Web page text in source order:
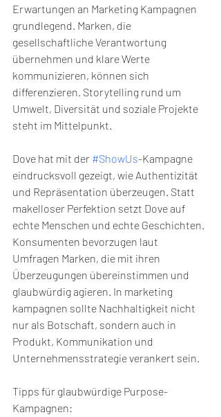
Erwartungen an Marketing Kampagnen
grundlegend. Marken, die
gesellschaftliche Verantwortung
übernehmen und klare Werte
kommunizieren, können sich
differenzieren. Storytelling rund um
Umwelt, Diversität und soziale Projekte
steht im Mittelpunkt.
Dove hat mit der #ShowUs-Kampagne
eindrucksvoll gezeigt, wie Authentizität
und Repräsentation überzeugen. Statt
makelloser Perfektion setzt Dove auf
echte Menschen und echte Geschichten.
Konsumenten bevorzugen laut
Umfragen Marken, die mit ihren
Überzeugungen übereinstimmen und
glaubwürdig agieren. In marketing
kampagnen sollte Nachhaltigkeit nicht
nur als Botschaft, sondern auch in
Produkt, Kommunikation und
Unternehmensstrategie verankert sein.
Tipps für glaubwürdige Purpose-
Kampagnen: